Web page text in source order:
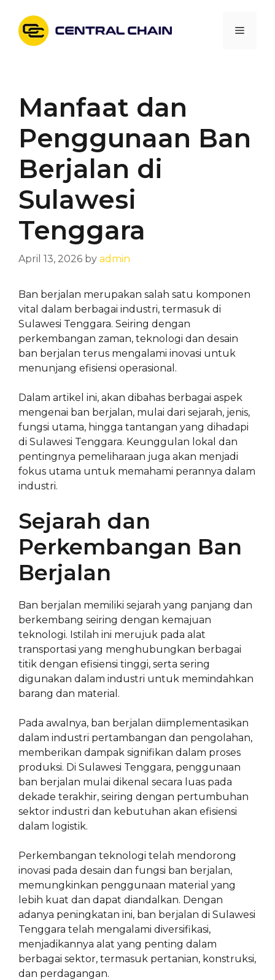
content
Menu
Manfaat dan
Penggunaan Ban
Berjalan di
Sulawesi
Tenggara
April 13, 2026 by admin
Ban berjalan merupakan salah satu komponen
vital dalam berbagai industri, termasuk di
Sulawesi Tenggara. Seiring dengan
perkembangan zaman, teknologi dan desain
ban berjalan terus mengalami inovasi untuk
menunjang efisiensi operasional.
Dalam artikel ini, akan dibahas berbagai aspek
mengenai ban berjalan, mulai dari sejarah, jenis,
fungsi utama, hingga tantangan yang dihadapi
di Sulawesi Tenggara. Keunggulan lokal dan
pentingnya pemeliharaan juga akan menjadi
fokus utama untuk memahami perannya dalam
industri.
Sejarah dan
Perkembangan Ban
Berjalan
Ban berjalan memiliki sejarah yang panjang dan
berkembang seiring dengan kemajuan
teknologi. Istilah ini merujuk pada alat
transportasi yang menghubungkan berbagai
titik dengan efisiensi tinggi, serta sering
digunakan dalam industri untuk memindahkan
barang dan material.
Pada awalnya, ban berjalan diimplementasikan
dalam industri pertambangan dan pengolahan,
memberikan dampak signifikan dalam proses
produksi. Di Sulawesi Tenggara, penggunaan
ban berjalan mulai dikenal secara luas pada
dekade terakhir, seiring dengan pertumbuhan
sektor industri dan kebutuhan akan efisiensi
dalam logistik.
Perkembangan teknologi telah mendorong
inovasi pada desain dan fungsi ban berjalan,
memungkinkan penggunaan material yang
lebih kuat dan dapat diandalkan. Dengan
adanya peningkatan ini, ban berjalan di Sulawesi
Tenggara telah mengalami diversifikasi,
menjadikannya alat yang penting dalam
berbagai sektor, termasuk pertanian, konstruksi,
dan perdagangan.